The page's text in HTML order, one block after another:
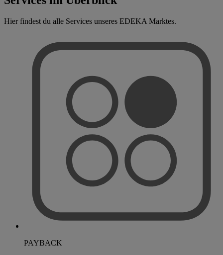
Hier findest du alle Services unseres EDEKA Marktes.
PAYBACK